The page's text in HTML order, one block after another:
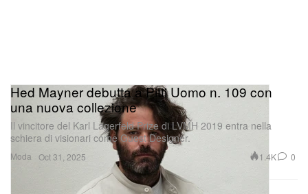
Moda
Hed Mayner debutta a Pitti Uomo n. 109 con
una nuova collezione
Il vincitore del Karl Lagerfeld Prize di LVMH 2019 entra nella
schiera di visionari come Guest Designer.
Oct 31, 2025 1.4K 0